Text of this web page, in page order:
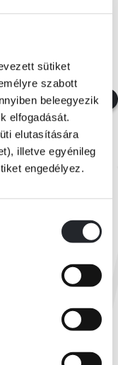
sütiket
szabott
beleegyezik
elfogadását.
elutasítására
illetve egyénileg
engedélyez.